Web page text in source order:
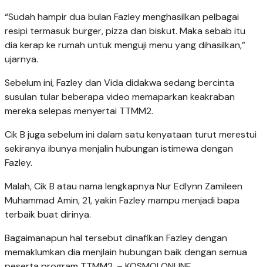
“Sudah hampir dua bulan Fazley menghasilkan pelbagai
resipi termasuk burger, pizza dan biskut. Maka sebab itu
dia kerap ke rumah untuk menguji menu yang dihasilkan,”
ujarnya.
Sebelum ini, Fazley dan Vida didakwa sedang bercinta
susulan tular beberapa video memaparkan keakraban
mereka selepas menyertai TTMM2.
Cik B juga sebelum ini dalam satu kenyataan turut merestui
sekiranya ibunya menjalin hubungan istimewa dengan
Fazley.
Malah, Cik B atau nama lengkapnya Nur Edlynn Zamileen
Muhammad Amin, 21, yakin Fazley mampu menjadi bapa
terbaik buat dirinya.
Bagaimanapun hal tersebut dinafikan Fazley dengan
memaklumkan dia menjlain hubungan baik dengan semua